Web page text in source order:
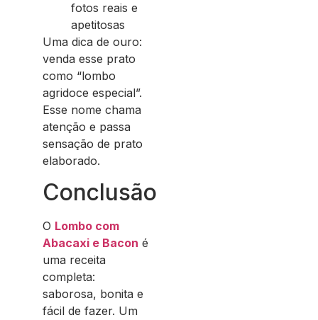
fotos reais e
apetitosas
Uma dica de ouro:
venda esse prato
como “lombo
agridoce especial”.
Esse nome chama
atenção e passa
sensação de prato
elaborado.
Conclusão
O Lombo com
Abacaxi e Bacon é
uma receita
completa:
saborosa, bonita e
fácil de fazer. Um